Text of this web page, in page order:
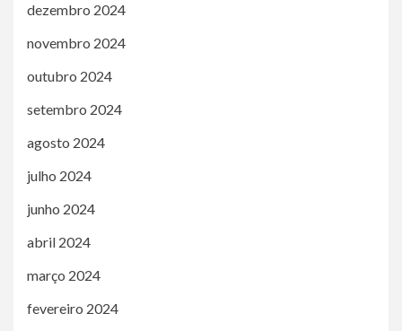
dezembro 2024
novembro 2024
outubro 2024
setembro 2024
agosto 2024
julho 2024
junho 2024
abril 2024
março 2024
fevereiro 2024